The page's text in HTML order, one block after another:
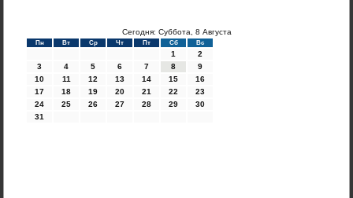
Сегодня: Суббота, 8 Августа
Пн Вт Ср Чт Пт Сб Вс
1
2
3
4 5 6 7 8
9
10
11 12 13 14 15
16
17
18 19 20 21 22
23
24
25 26 27 28 29
30
31